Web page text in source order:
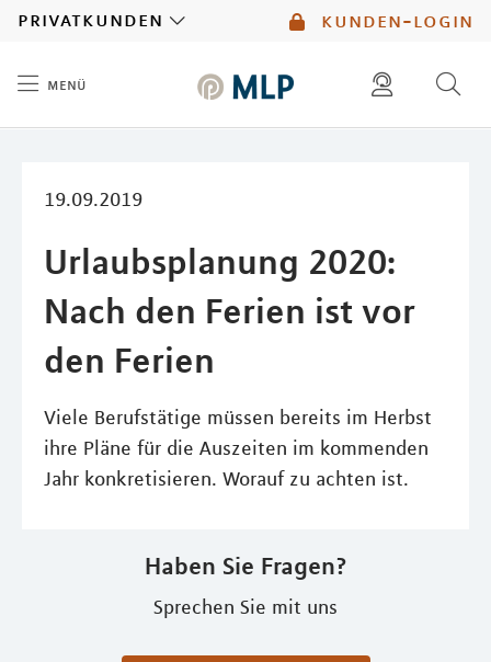
kunden-login
privatkunden
menü
19.09.2019
Urlaubsplanung 2020:
Nach den Ferien ist vor
den Ferien
Viele Berufstätige müssen bereits im Herbst
ihre Pläne für die Auszeiten im kommenden
Jahr konkretisieren. Worauf zu achten ist.
Haben Sie Fragen?
Sprechen Sie mit uns